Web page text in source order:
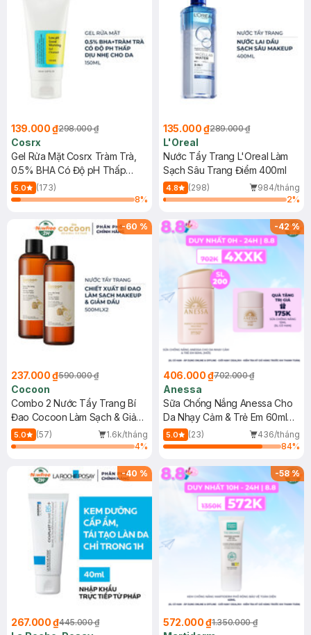
139.000 ₫298.000 ₫
Cosrx
Gel Rửa Mặt Cosrx Tràm Trà,
0.5% BHA Có Độ pH Thấp
150ml
5.0
(173)
8%
135.000 ₫289.000 ₫
L'Oreal
Nước Tẩy Trang L'Oreal Làm
Sạch Sâu Trang Điểm 400ml
4.8 (298)
984/tháng
2%
-60 %
237.000 ₫590.000 ₫
Cocoon
Combo 2 Nước Tẩy Trang Bí
Đao Cocoon Làm Sạch & Giảm
Dầu 500ml
5.0 (57)
1.6k/tháng
4%
-42%
406.000 ₫702.000 ₫
Anessa
Sữa Chống Nắng Anessa Cho
Da Nhạy Cảm & Trẻ Em 60ml
(Mới)
5.0 (23)
436/tháng
84%
-40 %
267.000 ₫445.000 ₫
-58%
572.000 ₫1.350.000 ₫